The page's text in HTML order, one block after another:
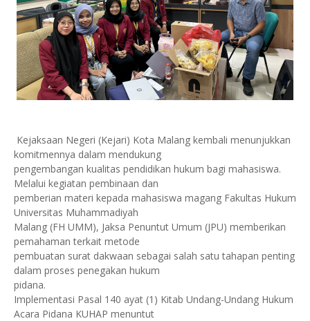
Kejaksaan Negeri (Kejari) Kota Malang kembali menunjukkan
komitmennya dalam mendukung
pengembangan kualitas pendidikan hukum bagi mahasiswa.
Melalui kegiatan pembinaan dan
pemberian materi kepada mahasiswa magang Fakultas Hukum
Universitas Muhammadiyah
Malang (FH UMM), Jaksa Penuntut Umum (JPU) memberikan
pemahaman terkait metode
pembuatan surat dakwaan sebagai salah satu tahapan penting
dalam proses penegakan hukum
pidana.
Implementasi Pasal 140 ayat (1) Kitab Undang-Undang Hukum
Acara Pidana KUHAP menuntut